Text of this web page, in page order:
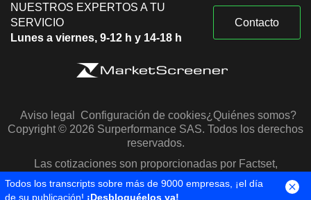
NUESTROS EXPERTOS A TU
SERVICIO
Lunes a viernes, 9-12 h y 14-18 h
Contacto
Aviso legal Configuración de cookies¿Quiénes somos?
Copyright © 2026 Surperformance SAS. Todos los derechos
reservados.
Las cotizaciones son proporcionadas por Factset,
Morningstar y S&P Capital IQ
Todos los transcripts sobre más de 9000 empresas, ¡el día
de su publicación! ¡Desbloquéelos ya!